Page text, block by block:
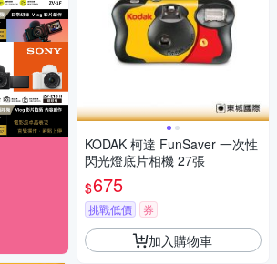
KODAK 柯達 FunSaver 一次性
閃光燈底片相機 27張
$675
挑戰低價 券
加入購物車